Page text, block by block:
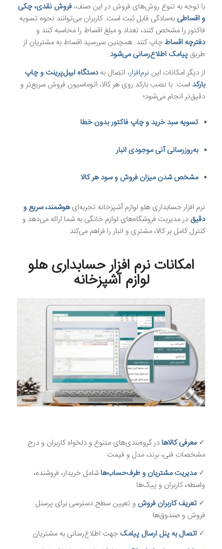
با توجه به تنوع روش‌های فروش در این صنف، فروش نقدی، چکی
و اقساطی به‌سادگی قابل ثبت است. کاربران می‌توانند نحوه تسویه
فاکتور را مشخص کنند، تعداد و مبلغ اقساط را محاسبه کنند و
دفترچه اقساط چاپ کنند. همچنین سررسید اقساط به مشتریان از
طریق پیامک اطلاع‌رسانی می‌شود.
از دیگر امکانات این نرم‌افزار، اتصال بهدستگاه لیبل‌پرینت و چاپ
بارکداست. با نصب بارکد روی هر کالا، اتوماسیون فروش سریع‌تر و
دقیق‌تر انجام می‌شود؛
تسویه سبد خرید و چاپ فاکتور بدون خطا
به‌روزرسانی آنی موجودی انبار
مشخص شدن میزان فروش و سود هر کالا
نرم افزار حسابداری هلو لوازم آشپزخانه تجربه‌ایهوشمند، سریع و
دقیق در مدیریت فروشگاه‌های لوازم خانگی به شما ارائه می‌دهد و
کنترل کامل بر کالا، مشتری و انبار را فراهم می‌کند.
امکانات نرم افزار حسابداری هلو
لوازم آشپزخانه
✓معرفی کالاهادر گروه‌بندی‌های متنوع و دلخواه کاربران و درج
مشخصات فنی، برند، مدل و قیمت
✓مدیریت مشتریان و طرف‌حساب‌هاشامل خریدار، فروشنده،
واسطه، کاربران و پیک‌ها
✓ تعریف کاربران فروش و تعیین سطح دسترسی برای پرسنل
فروش و صندوق‌ها
✓ اتصال به پنل ارسال پیامک جهت اطلاع‌رسانی به مشتریان